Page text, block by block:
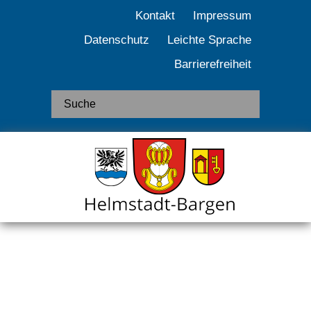
Kontakt
Impressum
Datenschutz
Leichte Sprache
Barrierefreiheit